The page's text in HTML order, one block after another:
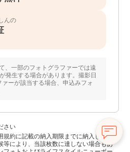
んの
、一部のフォトグラファーでは遠
発生する場合があります。撮影日
ーが該当する場合、申込みフォ
さい
規約に記載の納入期限までに納入しま
等により、当該枚数に達しない場合もあ